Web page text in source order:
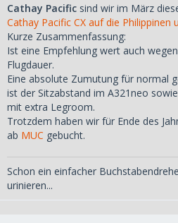
Cathay Pacific sind wir im März
Cathay Pacific CX auf die Philippinen
Kurze Zusammenfassung:
Ist eine Empfehlung wert auch
Flugdauer.
Eine absolute Zumutung für normal
ist der Sitzabstand im A321neo
mit extra Legroom.
Trotzdem haben wir für Ende des
ab MUC gebucht.
Schon ein einfacher
urinieren...